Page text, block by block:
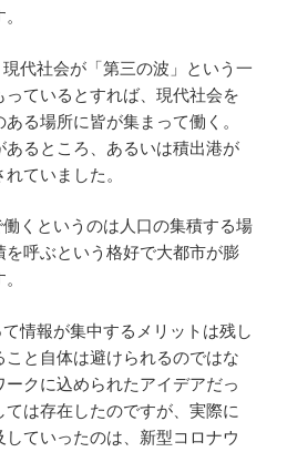
代社会が「第三の波」という一
ているとすれば、現代社会を
る場所に皆が集まって働く。
あるところ、あるいは積出港が
ていました。
くというのは人口の集積する場
を呼ぶという格好で大都市が膨
情報が集中するメリットは残し
と自体は避けられるのではな
クに込められたアイデアだっ
は存在したのですが、実際に
ていったのは、新型コロナウ